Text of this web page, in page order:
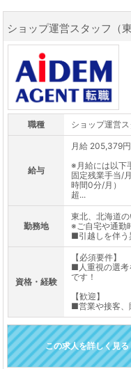
ショップ運営スタッフ（
職種 ショップ運営
給与
月給 205,379
※月給には以下
固定残業手当/
時間0分/月）
超...
勤務地
東北、北海道の
※ご自宅や通勤
■引越しを伴う
資格・経験
【必須要件】
■人重視の選考
です！
【歓迎】
■営業や接客、
この求人を詳しく見る